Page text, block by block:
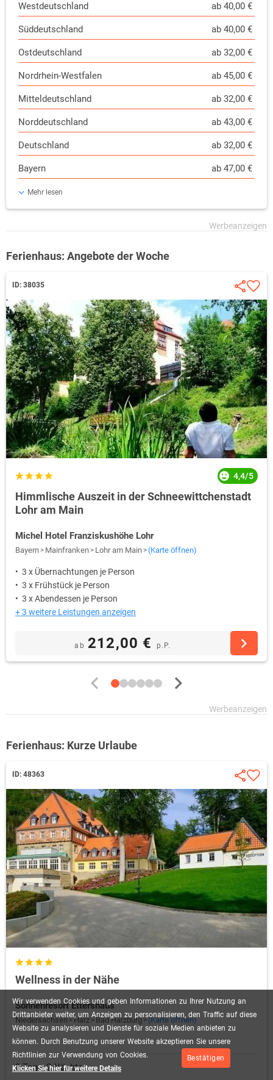
Wir verwenden Cookies und geben Informationen zu Ihrer Nutzung an
Drittanbieter weiter, um Anzeigen zu personalisieren, den Traffic auf diese
Website zu analysieren und Dienste für soziale Medien anbieten zu
können. Durch Benutzung unserer Website akzeptieren Sie unsere
Richtlinien zur Verwendung von Cookies.
Klicken Sie hier für weitere Details
Bestätigen
Westdeutschland ab 40,00 €
Süddeutschland ab 40,00 €
Ostdeutschland ab 32,00 €
Nordrhein-Westfalen ab 45,00 €
Mitteldeutschland ab 32,00 €
Norddeutschland ab 43,00 €
Deutschland ab 32,00 €
Bayern ab 47,00 €
Mehr lesen
Ferienhaus: Angebote der Woche
ID: 38035
4,4/5
Himmlische Auszeit in der Schneewittchenstadt
Lohr am Main
Michel Hotel Franziskushöhe Lohr
Bayern Mainfranken Lohr am Main (Karte öffnen)
3 x Übernachtungen je Person
3 x Frühstück je Person
3 x Abendessen je Person
+ 3 weitere Leistungen anzeigen
ab 212,00 € p.P.
Ferienhaus: Kurze Urlaube
ID: 48363
Wellness in der Nähe
Sonnenresort Ettershaus
Niedersachsen Harz Bad Harzburg (Karte öffnen)
3 Tage, 2 Nächte